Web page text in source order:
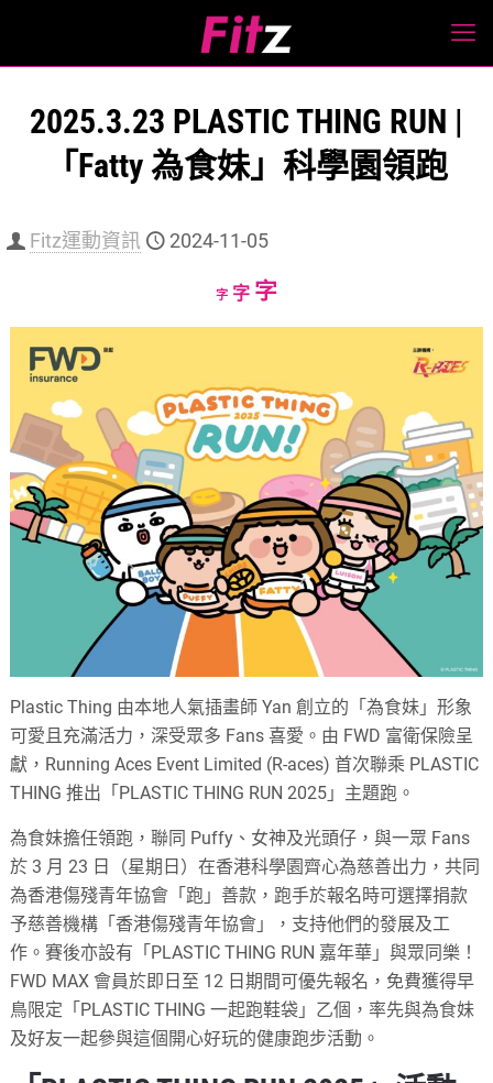
2025.3.23 PLASTIC THING RUN |
「Fatty 為食妹」科學園領跑
Fitz運動資訊 2024-11-05
字Decrease
字Reset
字Increase
Plastic Thing 由本地人氣插畫師 Yan 創立的「為食妹」形象
可愛且充滿活力，深受眾多 Fans 喜愛。由 FWD 富衛保險呈
獻，Running Aces Event Limited (R-aces) 首次聯乘 PLASTIC
THING 推出「PLASTIC THING RUN 2025」主題跑。
為食妹擔任領跑，聯同 Puffy、女神及光頭仔，與一眾 Fans
於 3 月 23 日（星期日）在香港科學園齊心為慈善出力，共同
為香港傷殘青年協會「跑」善款，跑手於報名時可選擇捐款
予慈善機構「香港傷殘青年協會」，支持他們的發展及工
作。賽後亦設有「PLASTIC THING RUN 嘉年華」與眾同樂！
FWD MAX 會員於即日至 12 日期間可優先報名，免費獲得早
鳥限定「PLASTIC THING 一起跑鞋袋」乙個，率先與為食妹
及好友一起參與這個開心好玩的健康跑步活動。